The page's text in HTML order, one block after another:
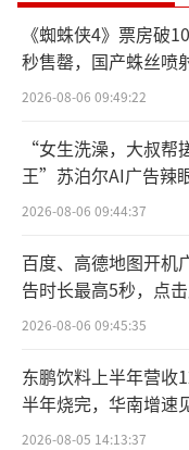
云南白药凭
唯一“双优”企
山虽营收领先
堂则面临“营收
力。
云南白药
药品事业群营收
南白药气雾剂销
长20.9%；植
收入同比增长约
块虽增速略低于
《蜘蛛侠4》票房破
秒售罄，国产蛛丝喷
外
2026-08-06 09:49:22
“女生洗澡，大叔
王”苏泊尔AI广告辣
2026-08-06 09:44:37
百度、高德地图开机
告时长最高5秒，点
2026-08-06 09:45:35
东鹏饮料上半年营收
半年烧完，华南增速
2026-08-05 14:13:37